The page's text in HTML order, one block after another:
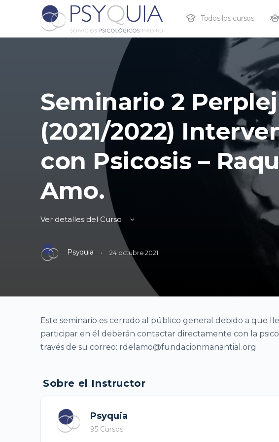
Todos los cursos
Seminario 2
(2021/2022)
con Psicosis –
Amo.
Ver detalles del Curso
Psyquia · 24 octubre 2021
Este seminario es cerrado al público general debido a que
participar en él deberán contactar directamente con la
través de su correo: rdelamo@fundacionmanantial.org
Sobre el Instructor
Psyquia
95 Cursos